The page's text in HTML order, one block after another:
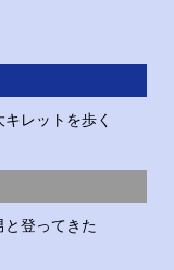
レットを歩く
と登ってきた